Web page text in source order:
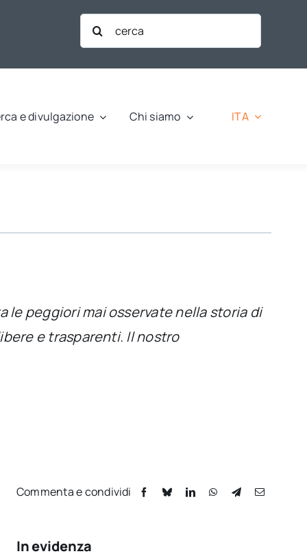
Cerca
per:
e divulgazione Chi siamo ITA
le peggiori mai osservate nella storia di
e trasparenti. Il nostro
Commenta e condividi
In evidenza